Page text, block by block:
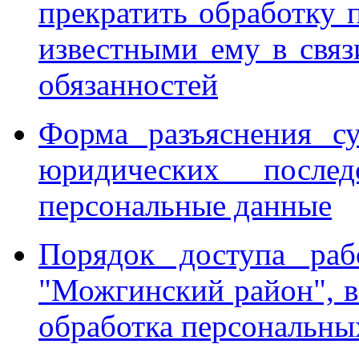
прекратить
известными ему в
обязанностей
Форма разъяснения
юридических
персональные данные
Порядок доступа
"Можгинский район",
обработка